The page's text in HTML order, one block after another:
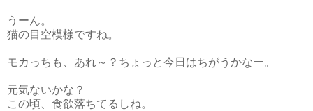
うーん。
猫の目空模様ですね。
モカっちも、あれ～？ちょっと今日はちがうかなー。
元気ないかな？
この頃、食欲落ちてるしね。